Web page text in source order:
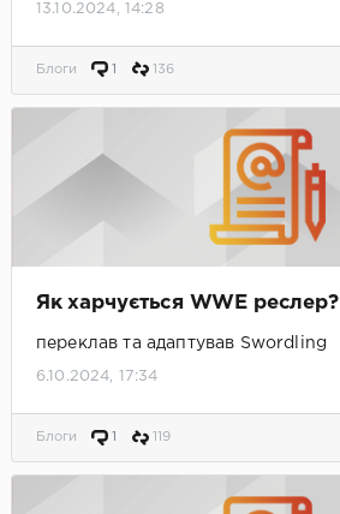
13.10.2024, 14:28
Блоги 1 136
Як харчується WWE реслер?
переклав та адаптував Swordling
6.10.2024, 17:34
Блоги 1 119